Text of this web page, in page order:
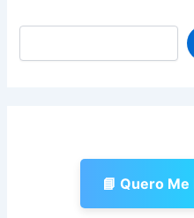
Pesquisar
📘 Quero